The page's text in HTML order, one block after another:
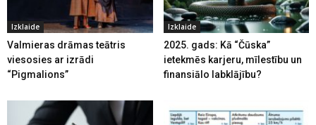
Izklaide
Valmieras drāmas teātris
viesosies ar izrādi
“Pigmalions”
Izklaide
2025. gads: Kā “Čūska”
ietekmēs karjeru, mīlestību un
finansiālo labklājību?